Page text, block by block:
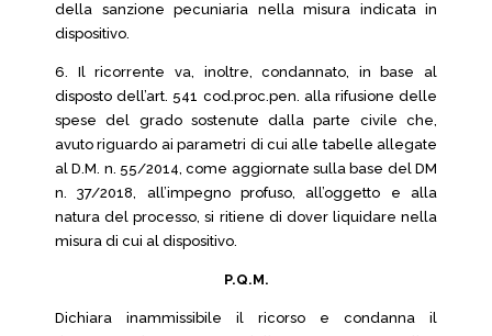
della sanzione pecuniaria nella misura indicata in
dispositivo.
6. Il ricorrente va, inoltre, condannato, in base al
disposto dell’art. 541 cod.proc.pen. alla rifusione delle
spese del grado sostenute dalla parte civile che,
avuto riguardo ai parametri di cui alle tabelle allegate
al D.M. n. 55/2014, come aggiornate sulla base del DM
n. 37/2018, all’impegno profuso, all’oggetto e alla
natura del processo, si ritiene di dover liquidare nella
misura di cui al dispositivo.
P.Q.M.
Dichiara inammissibile il ricorso e condanna il